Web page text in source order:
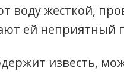
воду жесткой,
ей неприятный
известь,